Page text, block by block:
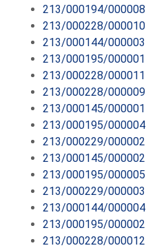
213/000194/000008
213/000228/000010
213/000144/000003
213/000195/000001
213/000228/000011
213/000228/000009
213/000145/000001
213/000195/000004
213/000229/000002
213/000145/000002
213/000195/000005
213/000229/000003
213/000144/000004
213/000195/000002
213/000228/000012